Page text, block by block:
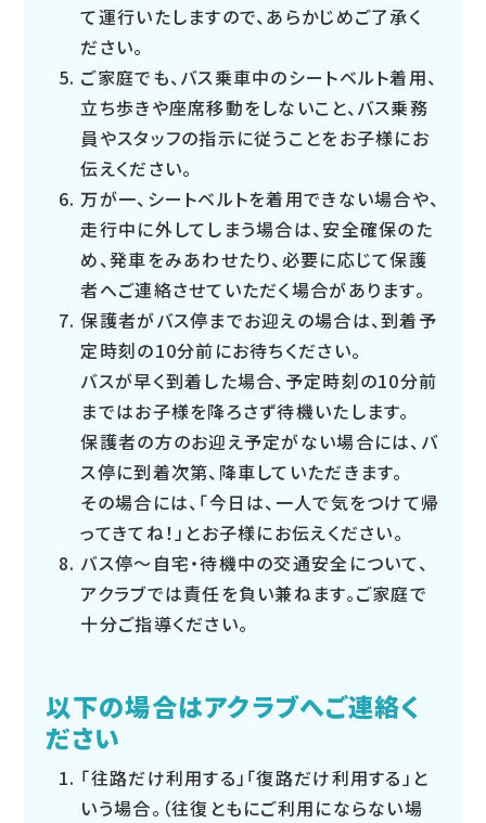
て運行いたしますので、あらかじめご了承く
ださい。
ご家庭でも、バス乗車中のシートベルト着用、
立ち歩きや座席移動をしないこと、バス乗務
員やスタッフの指示に従うことをお子様にお
伝えください。
万が一、シートベルトを着用できない場合や、
走行中に外してしまう場合は、安全確保のた
め、発車をみあわせたり、必要に応じて保護
者へご連絡させていただく場合があります。
保護者がバス停までお迎えの場合は、到着予
定時刻の10分前にお待ちください。
バスが早く到着した場合、予定時刻の10分前
まではお子様を降ろさず待機いたします。
保護者の方のお迎え予定がない場合には、バ
ス停に到着次第、降車していただきます。
その場合には、「今日は、一人で気をつけて帰
ってきてね！」とお子様にお伝えください。
バス停～自宅・待機中の交通安全について、
アクラブでは責任を負い兼ねます。ご家庭で
十分ご指導ください。
以下の場合はアクラブへご連絡く
ださい
「往路だけ利用する」「復路だけ利用する」と
いう場合。（往復ともにご利用にならない場